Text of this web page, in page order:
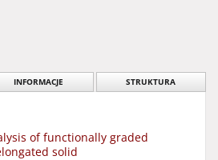
INFORMACJE STRUKTURA
of functionally graded
solid